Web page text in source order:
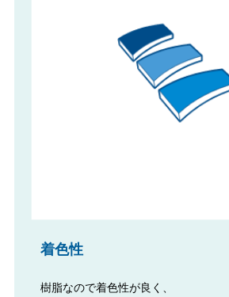
着色性
樹脂なので着色性が良く、